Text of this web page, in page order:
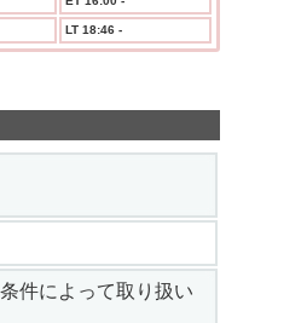
LT 18:46 -
件によって取り扱い